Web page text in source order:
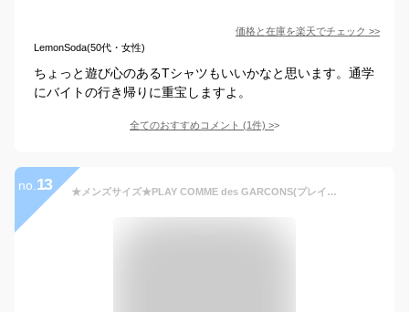
価格と在庫を楽天でチェック >>
LemonSoda(50代・女性)
ちょっと遊び心のあるTシャツもいいかなと思います。通学
にバイトの行き帰りに重宝しますよ。
全てのおすすめコメント (1件) >
no. 13 ★メンズサイズ★PLAY COMME des GARCONS(プレイ コムデギャルソン) 『ブラック・ハートワッペン・Tシャツ』【MEN’S】【ホワイト】【日本製】【新品】【AZ-T064】